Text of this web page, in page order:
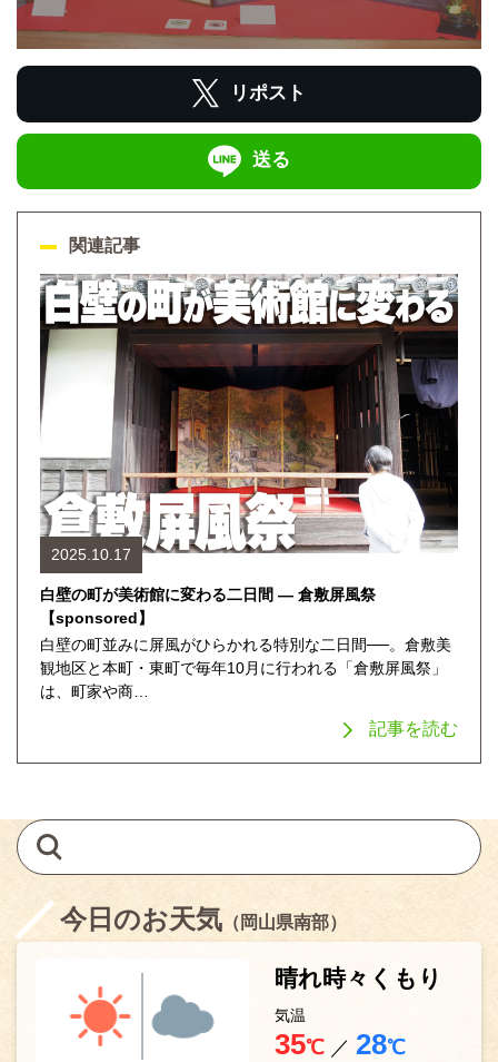
リポスト
送る
関連記事
2025.10.17
白壁の町が美術館に変わる二日間 ― 倉敷屏風祭
【sponsored】
白壁の町並みに屏風がひらかれる特別な二日間──。倉敷美
観地区と本町・東町で毎年10月に行われる「倉敷屏風祭」
は、町家や商…
記事を読む
今日のお天気 （岡山県南部）
晴れ時々くもり
気温
35℃ ／ 28℃